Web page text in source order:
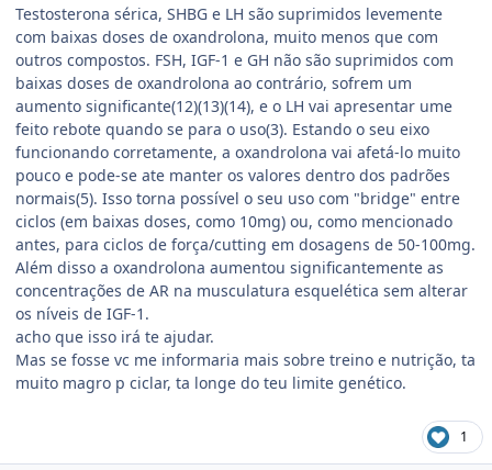
Testosterona sérica, SHBG e LH são suprimidos levemente
com baixas doses de oxandrolona, muito menos que com
outros compostos. FSH, IGF-1 e GH não são suprimidos com
baixas doses de oxandrolona ao contrário, sofrem um
aumento significante(12)(13)(14), e o LH vai apresentar ume
feito rebote quando se para o uso(3). Estando o seu eixo
funcionando corretamente, a oxandrolona vai afetá-lo muito
pouco e pode-se ate manter os valores dentro dos padrões
normais(5). Isso torna possível o seu uso com "bridge" entre
ciclos (em baixas doses, como 10mg) ou, como mencionado
antes, para ciclos de força/cutting em dosagens de 50-100mg.
Além disso a oxandrolona aumentou significantemente as
concentrações de AR na musculatura esquelética sem alterar
os níveis de IGF-1.
acho que isso irá te ajudar.
Mas se fosse vc me informaria mais sobre treino e nutrição, ta
muito magro p ciclar, ta longe do teu limite genético.
1